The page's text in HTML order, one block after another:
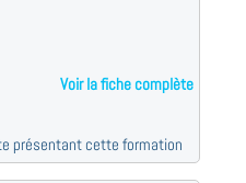
Voir la fiche complète
présentant cette formation